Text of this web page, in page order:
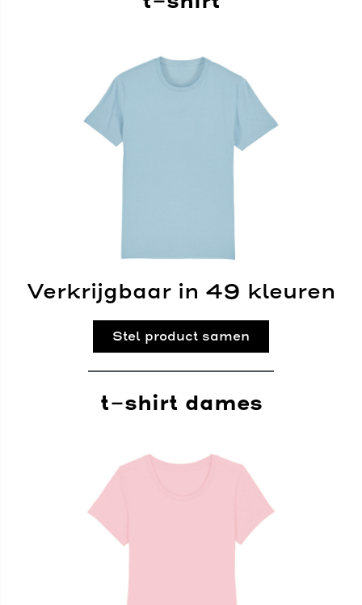
Verkrijgbaar in 49 kleuren
Stel product samen
t-shirt dames